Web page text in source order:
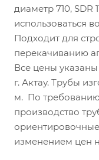
диаметр 710, SDR
использоваться
Подходит для
перекачиванию
Все цены
г. Актау. Трубы
м. По
производство
ориентировочные
изменением цен